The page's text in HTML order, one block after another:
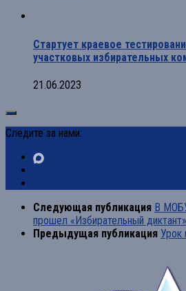
Стартует краевое
участковых избирательных
21.06.2023
Следите за нами:
Следующая публикация В
прошел «Избирательный диктант»
Предыдущая публикация Урок